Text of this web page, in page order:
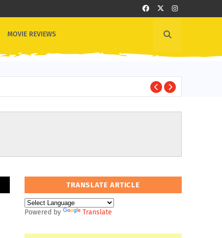
MOVIE REVIEWS
TRANSLATE ARTICLE
Powered by Translate